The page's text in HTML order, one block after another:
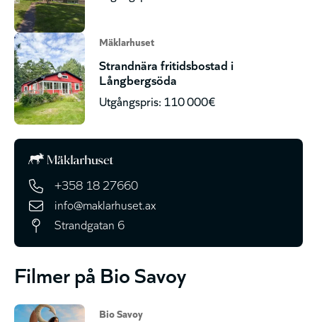
Mäklarhuset
Strandnära fritidsbostad i
Långbergsöda
Utgångspris: 110 000€
+358 18 27660
info@maklarhuset.ax
Strandgatan 6
Filmer på Bio Savoy
Bio Savoy